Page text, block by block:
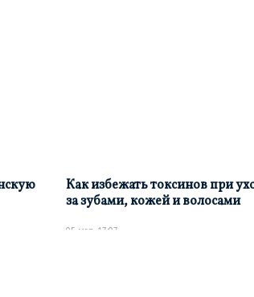
Как избежать токсинов при
за зубами, кожей и волосами
05 мар, 17:07